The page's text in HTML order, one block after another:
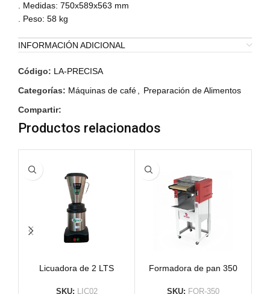
. Medidas: 750x589x563 mm
. Peso: 58 kg
INFORMACIÓN ADICIONAL
Código: LA-PRECISA
Categorías: Máquinas de café, Preparación de Alimentos
Compartir:
Productos relacionados
Licuadora de 2 LTS
SKU: LIC02
Formadora de pan 350
SKU: FOR-350